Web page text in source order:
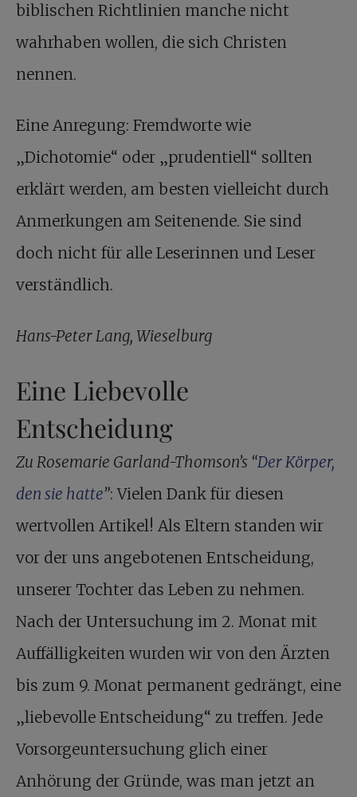
biblischen Richtlinien manche nicht
wahrhaben wollen, die sich Christen
nennen.
Eine Anregung: Fremdworte wie
„Dichotomie“ oder „prudentiell“ sollten
erklärt werden, am besten vielleicht durch
Anmerkungen am Seitenende. Sie sind
doch nicht für alle Leserinnen und Leser
verständlich.
Hans-Peter Lang, Wieselburg
Eine Liebevolle
Entscheidung
Zu Rosemarie Garland-Thomson’s “Der Körper,
den sie hatte”: Vielen Dank für diesen
wertvollen Artikel! Als Eltern standen wir
vor der uns angebotenen Entscheidung,
unserer Tochter das Leben zu nehmen.
Nach der Untersuchung im 2. Monat mit
Auffälligkeiten wurden wir von den Ärzten
bis zum 9. Monat permanent gedrängt, eine
„liebevolle Entscheidung“ zu treffen. Jede
Vorsorgeuntersuchung glich einer
Anhörung der Gründe, was man jetzt an